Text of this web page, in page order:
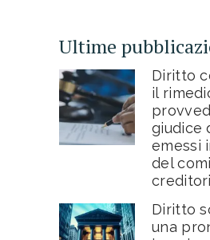
Ultime
Diritto
il
giudice
emessi
del
creditori
Diritto
una